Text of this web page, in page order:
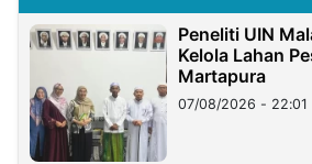
Peneliti UIN
Kelola Lahan
Martapura
07/08/2026 - 22:01